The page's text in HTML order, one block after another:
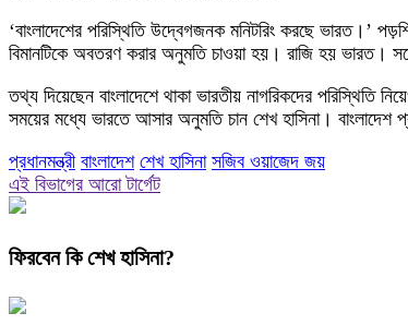
‘বাংলাদেশের পরিস্থিতি উদ্বেগজনক মনিটরিং করছে ভারত।’
বিমানটিকে অবতরণ করার অনুমতি চাওয়া হয়। রাজি হয় ভারত।
তথ্য দিয়েছেন বাংলাদেশে থাকা ভারতীয় নাগরিকদের
সময়ের মধ্যে ভারতে আসার অনুমতি চান শেখ হাসিনা।
প্রধানমন্ত্রী বাংলাদেশ শেখ হাসিনা সজিব ওয়াজেদ জয়
এই বিভাগের আরো টার্গেট
ফিরবেন কি শেখ হাসিনা?